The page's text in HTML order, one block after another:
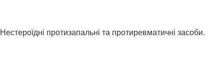
Нестероїдні протизапальні та протиревматичні засоби.